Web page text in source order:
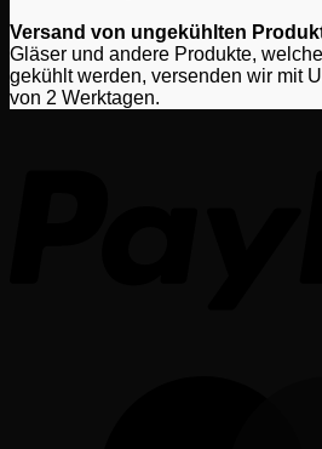
Versand von ungekühlten
Gläser und andere Produkte,
gekühlt werden, versenden wir mit
von 2 Werktagen.